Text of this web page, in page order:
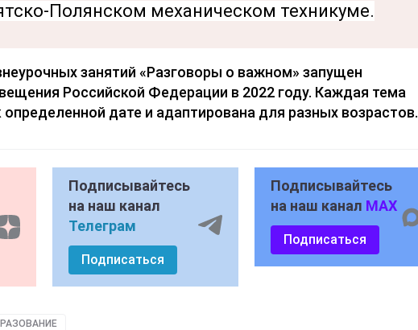
Полянском механическом техникуме.
занятий «Разговоры о важном» запущен
Российской Федерации в 2022 году. Каждая тема
определенной дате и адаптирована для разных возрастов.
Подписывайтесь
на наш канал
Телеграм
Подписаться
Подписывайтесь
на наш канал MAX
Подписаться